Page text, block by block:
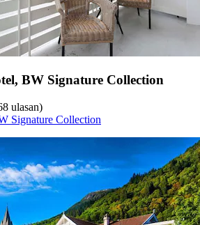
BW Signature Collection
ulasan)
Signature Collection